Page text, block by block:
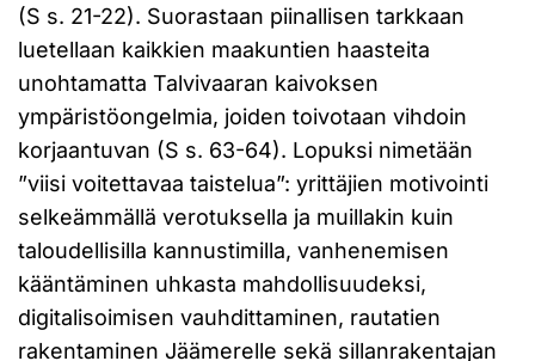
(S s. 21-22). Suorastaan piinallisen tarkkaan
luetellaan kaikkien maakuntien haasteita
unohtamatta Talvivaaran kaivoksen
ympäristöongelmia, joiden toivotaan vihdoin
korjaantuvan (S s. 63-64). Lopuksi nimetään
”viisi voitettavaa taistelua”: yrittäjien motivointi
selkeämmällä verotuksella ja muillakin kuin
taloudellisilla kannustimilla, vanhenemisen
kääntäminen uhkasta mahdollisuudeksi,
digitalisoimisen vauhdittaminen, rautatien
rakentaminen Jäämerelle sekä sillanrakentajan